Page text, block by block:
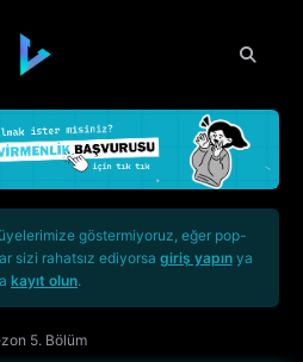
üyelerimize göstermiyoruz, eğer pop-
sizi rahatsız ediyorsa giriş yapınya
kayıt olun.
5. Bölüm